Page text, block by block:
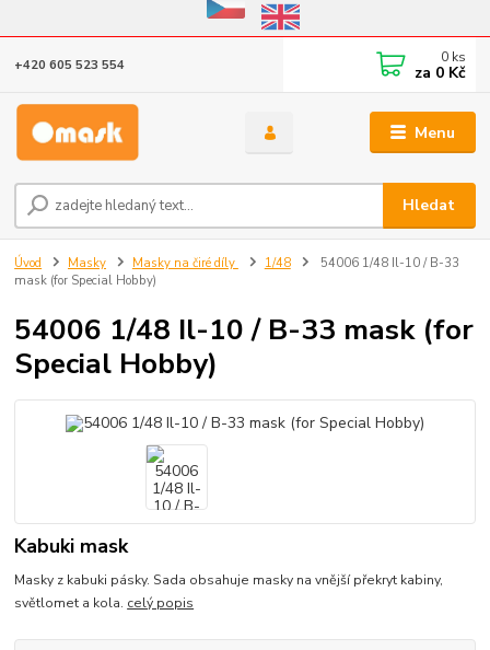
Eshop v provozu do 31.10.2026
Menu
Hledat
+420 605 523 554 0 ks
za 0 Kč
Úvod Masky Masky na čiré díly 1/48
54006 1/48 Il-10 / B-33
mask (for Special Hobby)
54006 1/48 Il-10 / B-33 mask (for
Special Hobby)
Kabuki mask
Masky z kabuki pásky. Sada obsahuje masky na vnější překryt kabiny,
světlomet a kola. celý popis